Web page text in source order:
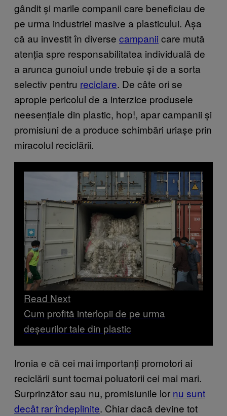
gândit și marile companii care beneficiau de
pe urma industriei masive a plasticului. Așa
că au investit în diverse campanii care mută
atenția spre responsabilitatea individuală de
a arunca gunoiul unde trebuie și de a sorta
selectiv pentru reciclare. De câte ori se
apropie pericolul de a interzice produsele
neesențiale din plastic, hop!, apar campanii și
promisiuni de a produce schimbări uriașe prin
miracolul reciclării.
Read Next
Cum profită interlopii de pe urma
deșeurilor tale din plastic
Ironia e că cei mai importanți promotori ai
reciclării sunt tocmai poluatorii cei mai mari.
Surprinzător sau nu, promisiunile lor nu sunt
decât rar îndeplinite. Chiar dacă devine tot